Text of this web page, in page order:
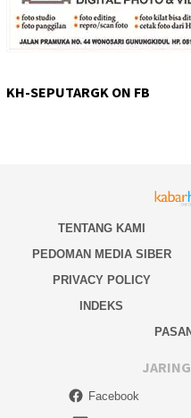
KH-SEPUTARGK ON FB
TENTANG KAMI
PEDOMAN MEDIA SIBER
PRIVACY POLICY
INDEKS
Facebook